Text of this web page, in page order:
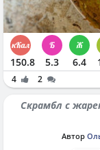
150.8 5.3 6.4
4 2
Скрамбл с
Автор